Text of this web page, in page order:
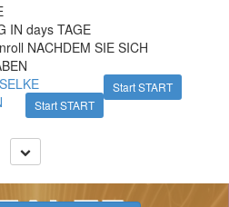
INdays TAGE
NACHDEM SIE SICH
Start START
Start START